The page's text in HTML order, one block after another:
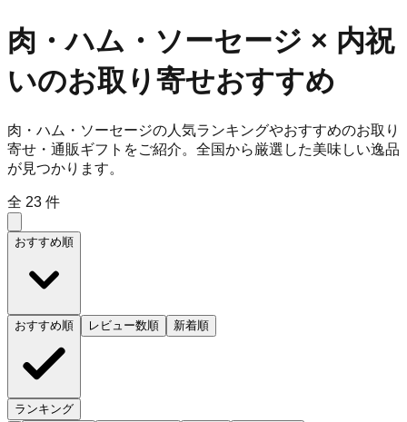
肉・ハム・ソーセージ × 内祝
いのお取り寄せおすすめ
肉・ハム・ソーセージの人気ランキングやおすすめのお取り
寄せ・通販ギフトをご紹介。全国から厳選した美味しい逸品
が見つかります。
全 23 件
おすすめ順
おすすめ順 レビュー数順 新着順
ランキング